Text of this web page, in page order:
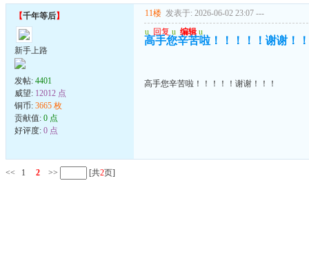
【千年等后】
新手上路
发帖: 4401
威望: 12012 点
铜币: 3665 枚
贡献值: 0 点
好评度: 0 点
11楼 发表于: 2026-06-02 23:07 ---
u 回复 u 编辑 u
高手您辛苦啦！！！！！谢谢！
高手您辛苦啦！！！！！谢谢！！！
<< 1 2 >> [共2页]